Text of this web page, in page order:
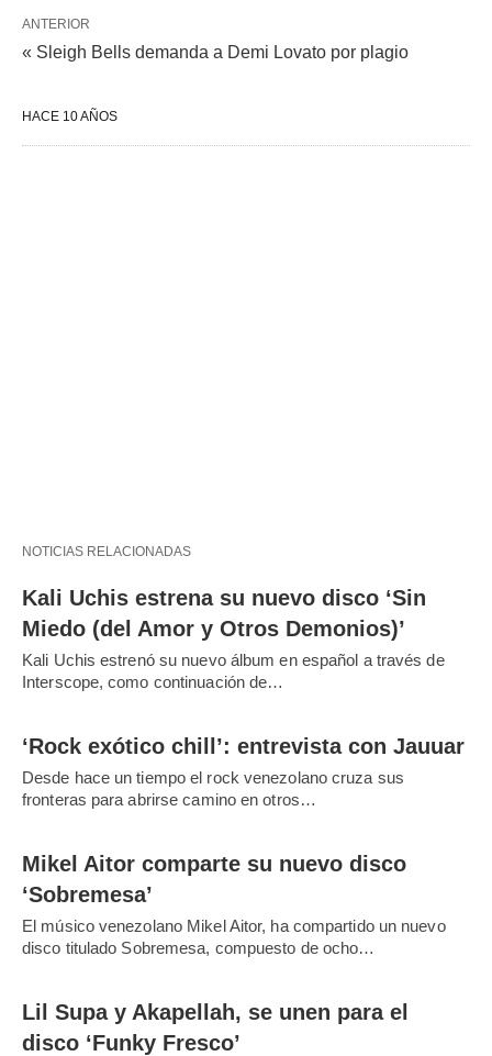
ANTERIOR
« Sleigh Bells demanda a Demi Lovato por plagio
HACE 10 AÑOS
NOTICIAS RELACIONADAS
Kali Uchis estrena su nuevo disco ‘Sin
Miedo (del Amor y Otros Demonios)’
Kali Uchis estrenó su nuevo álbum en español a través de
Interscope, como continuación de…
‘Rock exótico chill’: entrevista con Jauuar
Desde hace un tiempo el rock venezolano cruza sus
fronteras para abrirse camino en otros…
Mikel Aitor comparte su nuevo disco
‘Sobremesa’
El músico venezolano Mikel Aitor, ha compartido un nuevo
disco titulado Sobremesa, compuesto de ocho…
Lil Supa y Akapellah, se unen para el
disco ‘Funky Fresco’